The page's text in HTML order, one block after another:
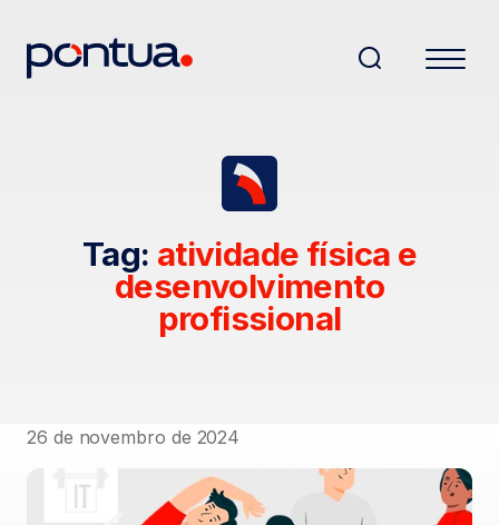
Tag: atividade física e
desenvolvimento
profissional
26 de novembro de 2024